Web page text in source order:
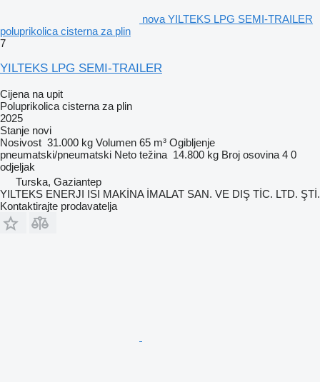
nova YILTEKS LPG SEMI-TRAILER
poluprikolica cisterna za plin
7
YILTEKS LPG SEMI-TRAILER
Cijena na upit
Poluprikolica cisterna za plin
2025
Stanje novi
Nosivost 31.000 kg Volumen 65 m³ Ogibljenje
pneumatski/pneumatski Neto težina 14.800 kg Broj osovina 4 0
odjeljak
Turska, Gaziantep
YILTEKS ENERJI ISI MAKİNA İMALAT SAN. VE DIŞ TİC. LTD. ŞTİ.
Kontaktirajte prodavatelja